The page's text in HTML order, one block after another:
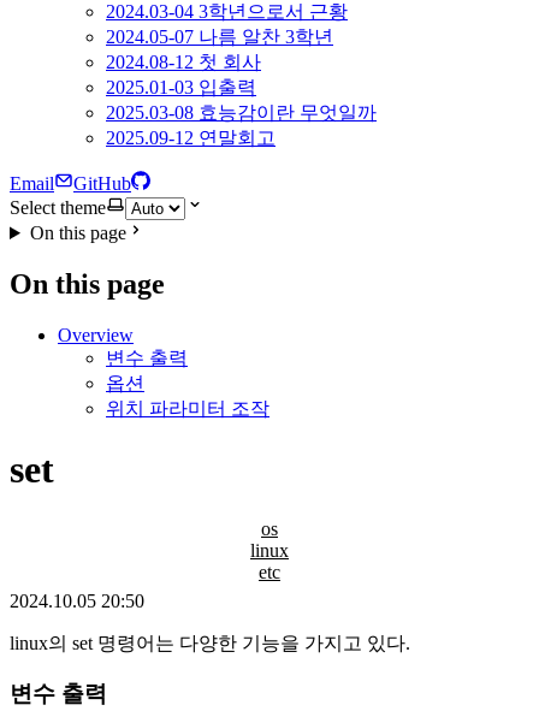
2024.03-04 3학년으로서 근황
2024.05-07 나름 알찬 3학년
2024.08-12 첫 회사
2025.01-03 입출력
2025.03-08 효능감이란 무엇일까
2025.09-12 연말회고
Email
GitHub
Select theme
On this page
On this page
Overview
변수 출력
옵션
위치 파라미터 조작
set
os
linux
etc
2024.10.05 20:50
linux의 set 명령어는 다양한 기능을 가지고 있다.
변수 출력